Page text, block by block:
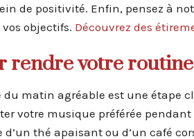
de positivité. Enfin, pensez à
objectifs. Découvrez des
rendre votre
du matin agréable est une étape
votre musique préférée
d’un thé apaisant ou d’un café